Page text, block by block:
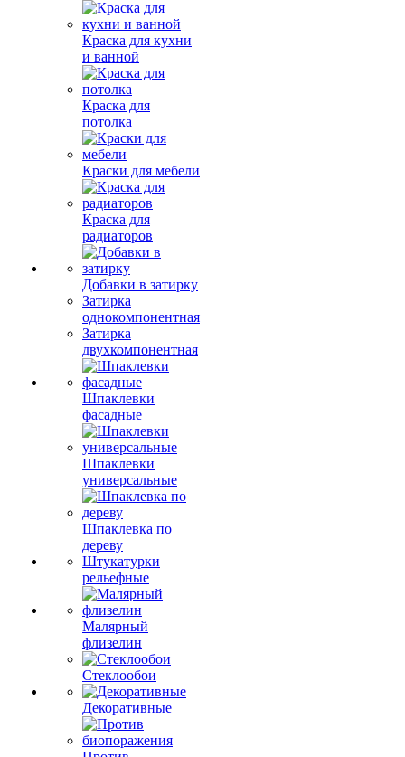
Краска для кухни
и ванной
Краска для
потолка
Краски для мебели
Краска для
радиаторов
Добавки в затирку
Затирка
однокомпонентная
Затирка
двухкомпонентная
Шпаклевки
фасадные
Шпаклевки
универсальные
Шпаклевка по
дереву
Штукатурки
рельефные
Малярный
флизелин
Стеклообои
Декоративные